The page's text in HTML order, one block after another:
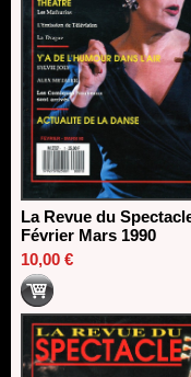
La Revue du
Février Mars 1990
10,00 €